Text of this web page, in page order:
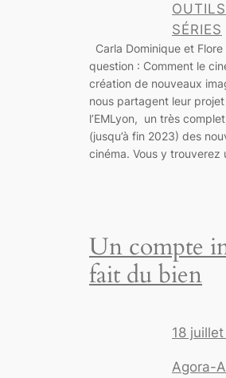
OUTILS
SÉRIES
Carla Dominique et
question : Comment le
création de nouveaux
nous partagent leur projet
l’EMLyon, un très
(jusqu’à fin 2023) des
cinéma. Vous y trouverez
Un compte
fait du bien
18
Agora-